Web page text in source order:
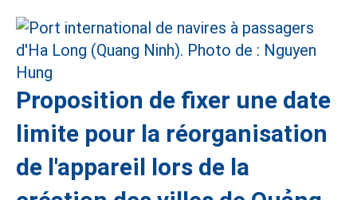
Proposition de fixer une date
limite pour la réorganisation
de l'appareil lors de la